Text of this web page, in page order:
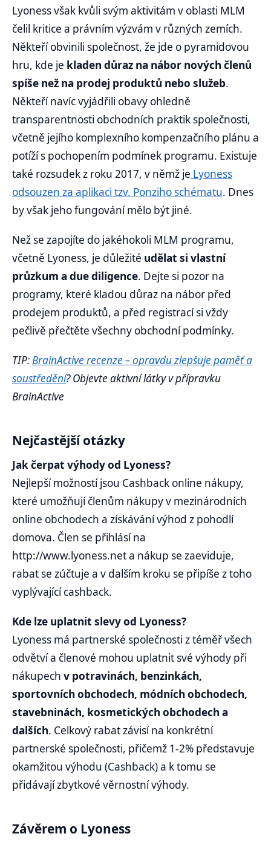
Lyoness však kvůli svým aktivitám v oblasti MLM
čelil kritice a právním výzvám v různých zemích.
Někteří obvinili společnost, že jde o pyramidovou
hru, kde je kladen důraz na nábor nových členů
spíše než na prodej produktů nebo služeb.
Někteří navíc vyjádřili obavy ohledně
transparentnosti obchodních praktik společnosti,
včetně jejího komplexního kompenzačního plánu a
potíží s pochopením podmínek programu. Existuje
také rozsudek z roku 2017, v němž je Lyoness
odsouzen za aplikaci tzv. Ponziho schématu. Dnes
by však jeho fungování mělo být jiné.
Než se zapojíte do jakéhokoli MLM programu,
včetně Lyoness, je důležité udělat si vlastní
průzkum a due diligence. Dejte si pozor na
programy, které kladou důraz na nábor před
prodejem produktů, a před registrací si vždy
pečlivě přečtěte všechny obchodní podmínky.
TIP:BrainActive recenze – opravdu zlepšuje paměť a
soustředění? Objevte aktivní látky v přípravku
BrainActive
Nejčastější otázky
Jak čerpat výhody od Lyoness?
Nejlepší možností jsou Cashback online nákupy,
které umožňují členům nákupy v mezinárodních
online obchodech a získávání výhod z pohodlí
domova. Člen se přihlásí na
http://www.lyoness.net a nákup se zaeviduje,
rabat se zúčtuje a v dalším kroku se připíše z toho
vyplývající cashback.
Kde lze uplatnit slevy od Lyoness?
Lyoness má partnerské společnosti z téměř všech
odvětví a členové mohou uplatnit své výhody při
nákupech v potravinách, benzinkách,
sportovních obchodech, módních obchodech,
stavebninách, kosmetických obchodech a
dalších. Celkový rabat závisí na konkrétní
partnerské společnosti, přičemž 1-2% představuje
okamžitou výhodu (Cashback) a k tomu se
přidávají zbytkové věrnostní výhody.
Závěrem o Lyoness